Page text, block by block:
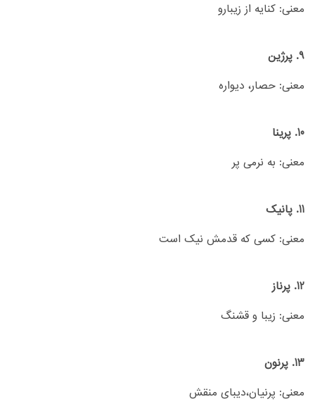
معنی: کنایه از زیبارو
9. پرژین
معنی: حصار، دیواره
10. پرینا
معنی: به نرمی پر
11. پانیک
معنی: کسی که قدمش نیک است
12. پرناز
معنی: زیبا و قشنگ
13. پرنون
معنی: پرنیان،دیبای منقش